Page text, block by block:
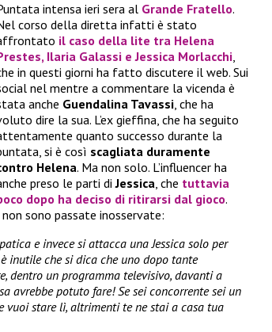
intensa ieri sera al Grande Fratello.
corso della diretta infatti è stato
il caso della lite tra Helena
, Ilaria Galassi eJessica Morlacchi,
in questi giorni ha fatto discutere il web. Sui
nel mentre a commentare la vicenda è
anche Guendalina Tavassi, che ha
dire la sua. L’ex gieffina, che ha seguito
quanto successo durante la
si è così scagliata duramente
Helena. Ma non solo. L’influencer ha
preso le parti diJessica, che tuttavia
dopo ha deciso di ritirarsi dal gioco.
sono passate inosservate:
e invece si attacca una Jessica solo per
inutile che si dica che uno dopo tante
dentro un programma televisivo, davanti a
avrebbe potuto fare! Se sei concorrente sei un
vuoi stare lì, altrimenti te ne stai a casa tua